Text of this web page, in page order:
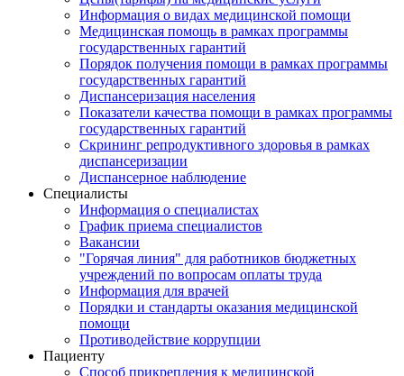
Информация о видах медицинской помощи
Медицинская помощь в рамках программы
государственных гарантий
Порядок получения помощи в рамках программы
государственных гарантий
Диспансеризация населения
Показатели качества помощи в рамках программы
государственных гарантий
Скрининг репродуктивного здоровья в рамках
диспансеризации
Диспансерное наблюдение
Специалисты
Информация о специалистах
График приема специалистов
Вакансии
"Горячая линия" для работников бюджетных
учреждений по вопросам оплаты труда
Информация для врачей
Порядки и стандарты оказания медицинской
помощи
Противодействие коррупции
Пациенту
Способ прикрепления к медицинской